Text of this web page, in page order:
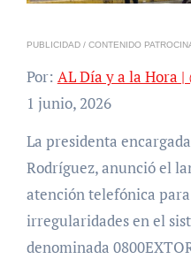
PUBLICIDAD / CONTENIDO
Por: AL Día y a la Hora
1 junio, 2026
La presidenta encargada de la República, Delcy
Rodríguez, anunció el
atención telefónica
irregularidades en el
denominada